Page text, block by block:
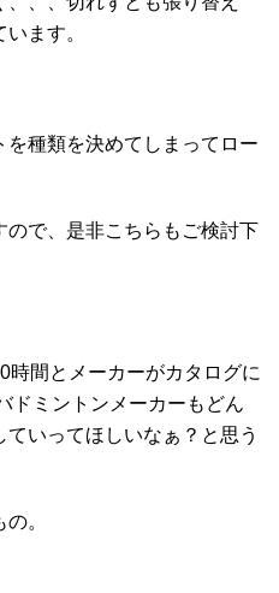
ます。
種類を決めてしまってロー
で、是非こちらもご検討下
時間とメーカーがカタログに
ドミントンメーカーもどん
いってほしいなぁ？と思う
。